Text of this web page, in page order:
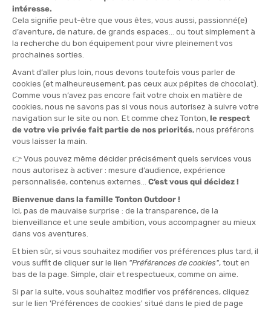
TU
QUANTITÀ
DISPONIBILE!
Spedito in 24/48 ore
CONSEGNA GRATUITA
Da 30 € di acquisto
Guadagna 9,95 €con
questo acquisto!
PROGRAMMA RECUPERO E MASSAGGIO :
Recupero post-allenamento, Recupero post-
competizione, Massaggio rilassante, Riduzione degli
indolenzimenti muscolari, Massaggio rigenerante
AUTONOMIA :
Câble USB, 1 poignet d'extension, 1 tête boule
ELIMINAZIONE DELL'ACIDO LATTICO E DELLE
SCORIE METABOLICHE (MIGLIOR RITORNO
VENOSO)
MIGLIORAMENTO DEL DRENAGGIO LINFATICO